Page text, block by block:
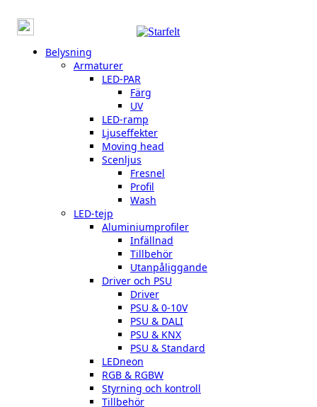
Belysning
Armaturer
LED-PAR
Färg
UV
LED-ramp
Ljuseffekter
Moving head
Scenljus
Fresnel
Profil
Wash
LED-tejp
Aluminiumprofiler
Infällnad
Tillbehör
Utanpåliggande
Driver och PSU
Driver
PSU & 0-10V
PSU & DALI
PSU & KNX
PSU & Standard
LEDneon
RGB & RGBW
Styrning och kontroll
Tillbehör